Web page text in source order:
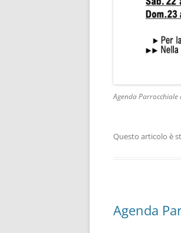
Agenda
Questo articolo è
Agenda